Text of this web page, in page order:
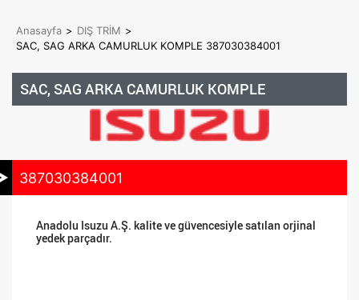
Anasayfa > DIŞ TRİM >
SAC, SAG ARKA CAMURLUK KOMPLE 387030384001
SAC, SAG ARKA CAMURLUK KOMPLE
387030384001
Anadolu Isuzu A.Ş. kalite ve güvencesiyle satılan orjinal
yedek parçadır.